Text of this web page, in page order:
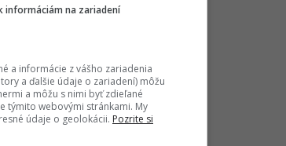
informáciám na zariadení
a informácie z vášho zariadenia
a ďalšie údaje o zariadení) môžu
a môžu s nimi byť zdieľané
týmito webovými stránkami. My
údaje o geolokácii. Pozrite si